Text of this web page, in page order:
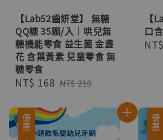
【Lab52齒妍堂】 無糖
QQ糖 35顆/入｜哄兒無
糖機能零食 益生菌 金盞
花 含葉黃素 兒童零食 無
糖零食
Sale
NT$ 168 Regular
NT$ 210
【
口
Sale
優惠 優惠